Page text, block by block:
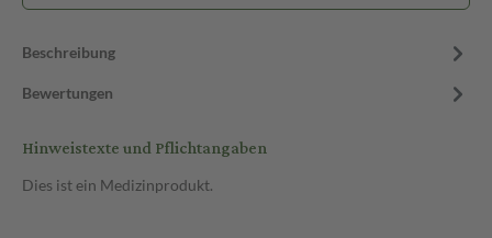
Beschreibung
Bewertungen
Hinweistexte und Pflichtangaben
Dies ist ein Medizinprodukt.